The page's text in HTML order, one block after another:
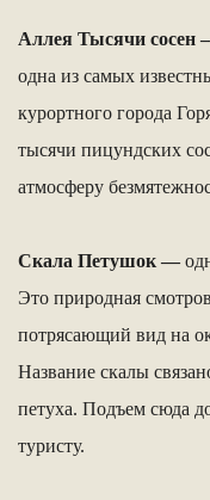
Аллея Тысячи сосен –
одна из самых
курортного города
тысячи пицундских
атмосферу
Скала Петушок —
Это природная
потрясающий вид на
Название скалы
петуха. Подъем сюда
туристу.